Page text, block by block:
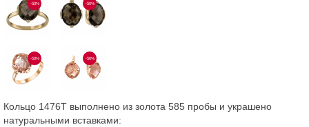
-50% -50%
-50% -50%
Кольцо 1476Т выполнено из золота 585 пробы и украшено
натуральными вставками: